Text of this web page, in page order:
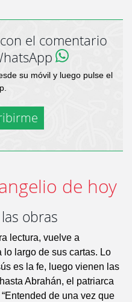
el comentario
su móvil y luego pulse el
de hoy
obras
lectura, vuelve a
largo de sus cartas. Lo
es la fe, luego vienen las
Abrahán, el patriarca
de una vez que